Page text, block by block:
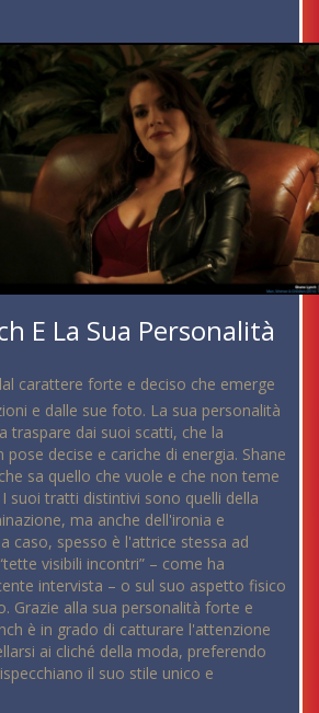
E La Sua Personalità
carattere forte e deciso che emerge
e dalle sue foto. La sua personalità
traspare dai suoi scatti, che la
decise e cariche di energia. Shane
che sa quello che vuole e che non teme
suoi tratti distintivi sono quelli della
ma anche dell'ironia e
caso, spesso è l'attrice stessa ad
visibili incontri” – come ha
intervista – o sul suo aspetto fisico
Grazie alla sua personalità forte e
è in grado di catturare l'attenzione
ai cliché della moda, preferendo
il suo stile unico e